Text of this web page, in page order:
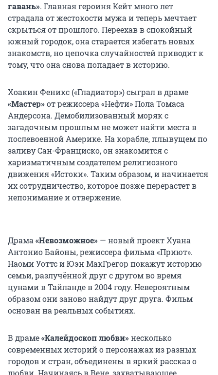
гавань». Главная героиня Кейт много лет
страдала от жестокости мужа и теперь мечтает
скрыться от прошлого. Переехав в спокойный
южный городок, она старается избегать новых
знакомств, но цепочка случайностей приводит к
тому, что она снова попадает в историю.
Хоакин Феникс («Гладиатор») сыграл в драме
«Мастер»от режиссера «Нефти» Пола Томаса
Андерсона. Демобилизованный моряк с
загадочным прошлым не может найти места в
послевоенной Америке. На корабле, плывущем по
заливу Сан-Франциско, он знакомится с
харизматичным создателем религиозного
движения «Истоки». Таким образом, и начинается
их сотрудничество, которое позже перерастет в
непонимание и отвержение.
Драма «Невозможное» — новый проект Хуана
Антонио Байоны, режиссера фильма «Приют».
Наоми Уоттс и Юэн МакГрегор покажут историю
семьи, разлучённой друг с другом во время
цунами в Тайланде в 2004 году. Невероятным
образом они заново найдут друг друга. Фильм
основан на реальных событиях.
В драме«Калейдоскоп любви»несколько
современных историй о персонажах из разных
городов и стран, объединены в яркий рассказ о
любви. Начинаясь в Вене, захватывающее